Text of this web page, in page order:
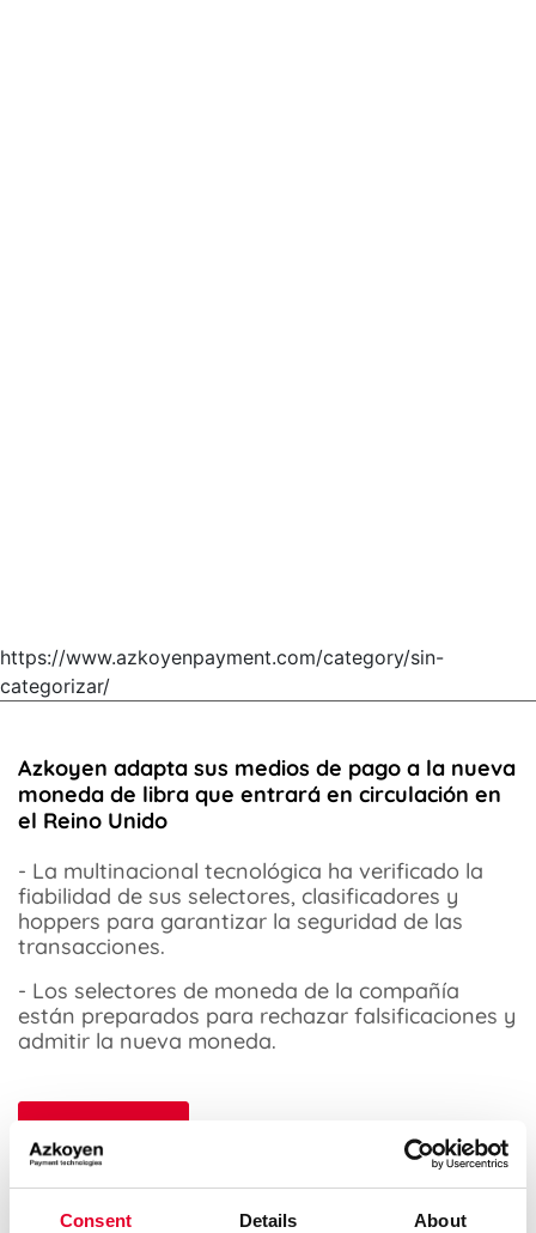
Consent Details About
https://www.azkoyenpayment.com/category/sin-
categorizar/
Azkoyen adapta sus medios de pago a la nueva
moneda de libra que entrará en circulación en
el Reino Unido
- La multinacional tecnológica ha verificado la
fiabilidad de sus selectores, clasificadores y
hoppers para garantizar la seguridad de las
transacciones.
- Los selectores de moneda de la compañía
están preparados para rechazar falsificaciones y
admitir la nueva moneda.